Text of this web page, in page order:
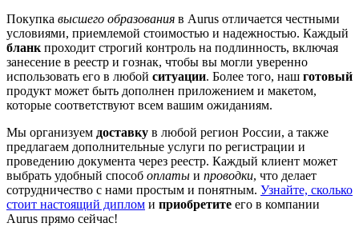
Покупка высшего образования в Aurus отличается честными
условиями, приемлемой стоимостью и надежностью. Каждый
бланк проходит строгий контроль на подлинность, включая
занесение в реестр и гознак, чтобы вы могли уверенно
использовать его в любой ситуации. Более того, наш готовый
продукт может быть дополнен приложением и макетом,
которые соответствуют всем вашим ожиданиям.
Мы организуем доставку в любой регион России, а также
предлагаем дополнительные услуги по регистрации и
проведению документа через реестр. Каждый клиент может
выбрать удобный способ оплаты и проводки, что делает
сотрудничество с нами простым и понятным. Узнайте, сколько
стоит настоящий диплом и приобретите его в компании
Aurus прямо сейчас!